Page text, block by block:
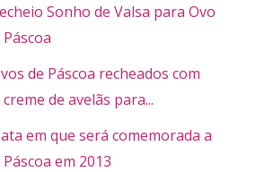
Sonho de Valsa para Ovo de
Páscoa
de Páscoa recheados com
creme de avelãs para...
em que será comemorada a
Páscoa em 2013